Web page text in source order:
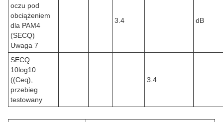
oczu pod
obciążeniem
dla PAM4
(SECQ)
Uwaga 7
3.4 dB
SECQ
10log10
((Ceq),
przebieg
testowany
3.4